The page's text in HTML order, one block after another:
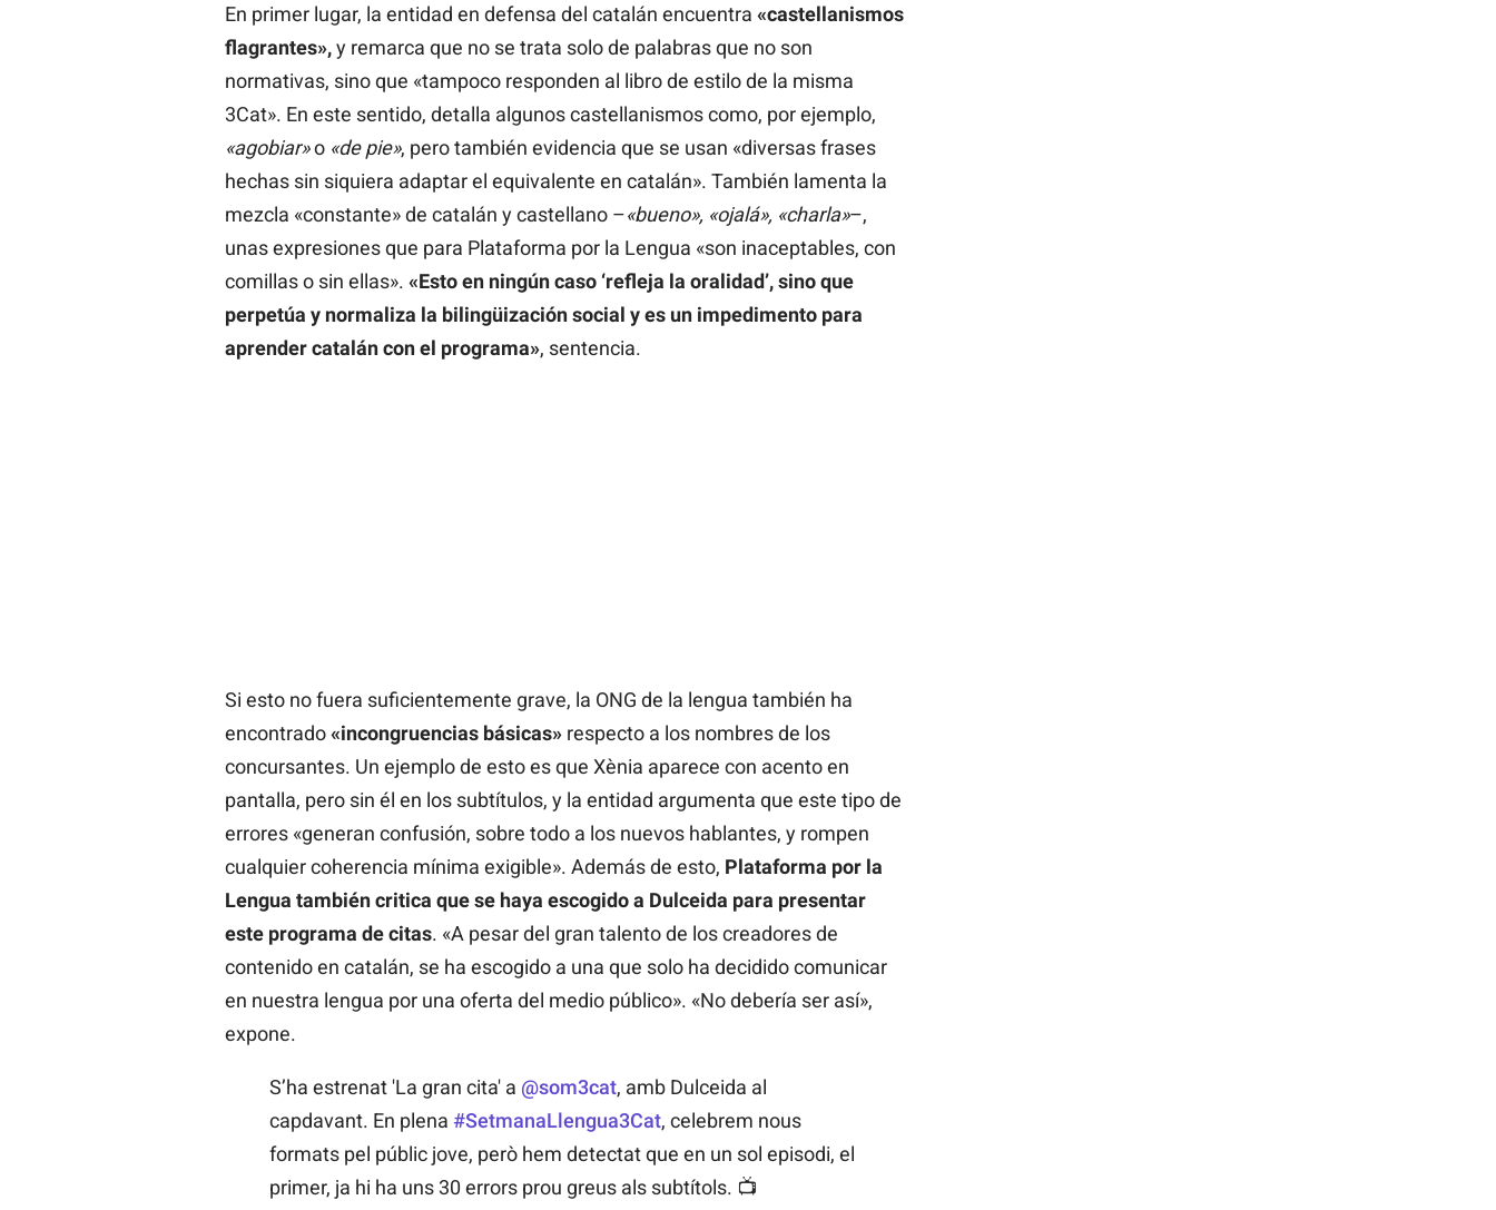
En primer lugar, la entidad en defensa del catalán encuentra «castellanismos
flagrantes»,y remarca que no se trata solo de palabras que no son
normativas, sino que «tampoco responden al libro de estilo de la misma
3Cat». En este sentido, detalla algunos castellanismos como, por ejemplo,
«agobiar»o «de pie», pero también evidencia que se usan «diversas frases
hechas sin siquiera adaptar el equivalente en catalán». También lamenta la
mezcla «constante» de catalán y castellano –«bueno», «ojalá», «charla»–,
unas expresiones que para Plataforma por la Lengua «son inaceptables, con
comillas o sin ellas». «Esto en ningún caso ‘refleja la oralidad’, sino que
perpetúa y normaliza la bilingüización social y es un impedimento para
aprender catalán con el programa», sentencia.
Si esto no fuera suficientemente grave, la ONG de la lengua también ha
encontrado«incongruencias básicas»respecto a los nombres de los
concursantes. Un ejemplo de esto es que Xènia aparece con acento en
pantalla, pero sin él en los subtítulos, y la entidad argumenta que este tipo de
errores «generan confusión, sobre todo a los nuevos hablantes, y rompen
cualquier coherencia mínima exigible». Además de esto, Plataforma por la
Lengua también critica que se haya escogido a Dulceida para presentar
este programa de citas. «A pesar del gran talento de los creadores de
contenido en catalán, se ha escogido a una que solo ha decidido comunicar
en nuestra lengua por una oferta del medio público». «No debería ser así»,
expone.
S’ha estrenat 'La gran cita' a @som3cat, amb Dulceida al
capdavant. En plena #SetmanaLlengua3Cat, celebrem nous
formats pel públic jove, però hem detectat que en un sol episodi, el
primer, ja hi ha uns 30 errors prou greus als subtítols. 📺